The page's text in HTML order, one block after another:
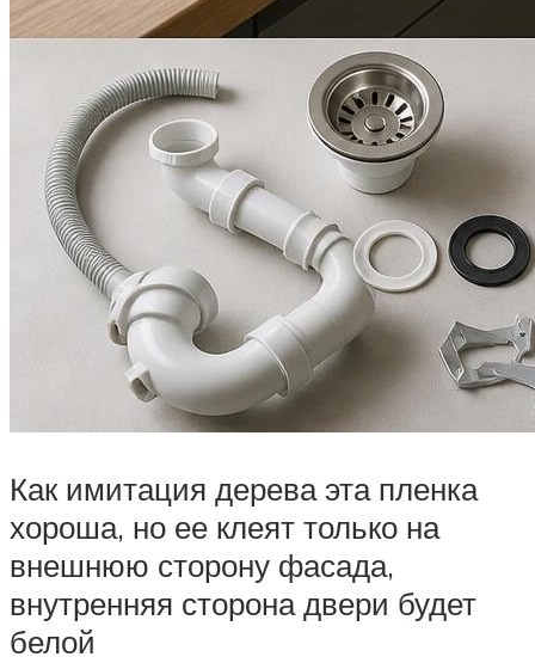
Как имитация дерева эта пленка
хороша, но ее клеят только на
внешнюю сторону фасада,
внутренняя сторона двери будет
белой